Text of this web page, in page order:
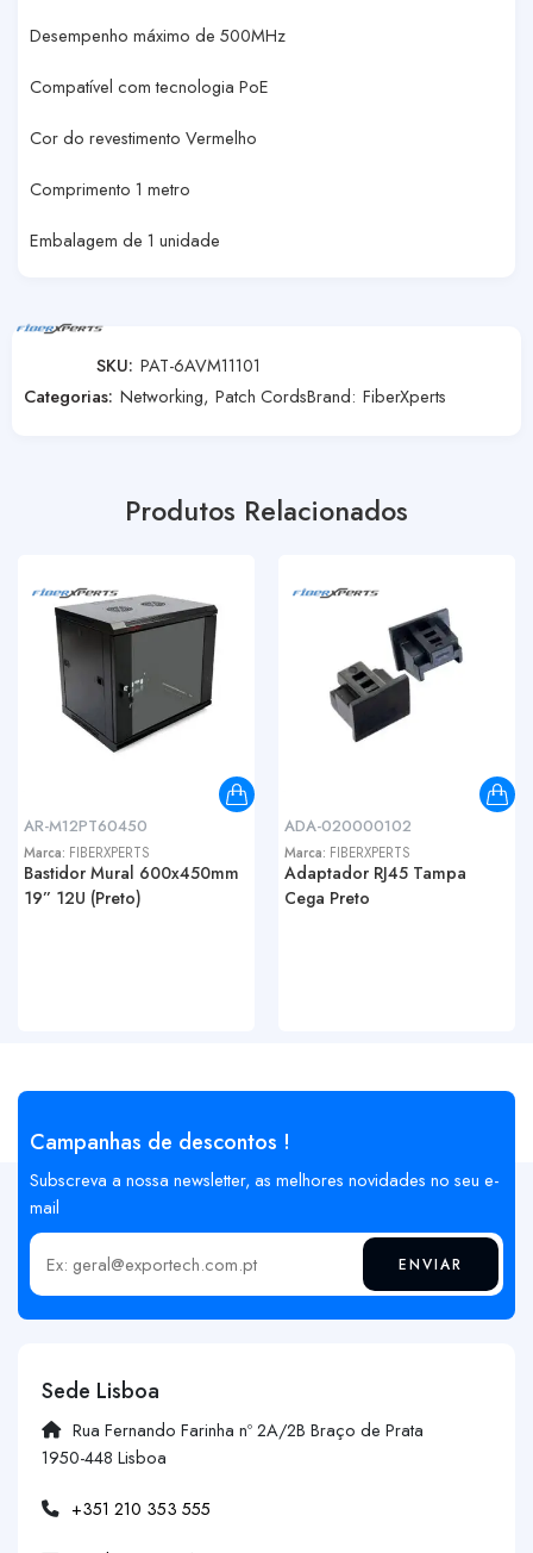
Desempenho máximo de 500MHz
Compatível com tecnologia PoE
Cor do revestimento Vermelho
Comprimento 1 metro
Embalagem de 1 unidade
SKU: PAT-6AVM11101
Categorias: Networking, Patch CordsBrand: FiberXperts
Produtos Relacionados
AR-M12PT60450
Marca: FIBERXPERTS
Bastidor Mural 600x450mm
19” 12U (Preto)
ADA-020000102
Marca: FIBERXPERTS
Adaptador RJ45 Tampa
Cega Preto
Campanhas de descontos !
Subscreva a nossa newsletter, as melhores novidades no seu e-
mail
Insira o seu email ENVIAR
Sede Lisboa
Rua Fernando Farinha nº 2A/2B Braço de Prata
1950-448 Lisboa
+351 210 353 555